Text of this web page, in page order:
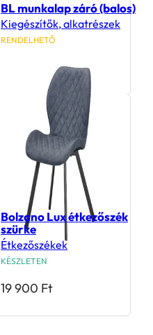
BL munkalap záró (balos)
Kiegészítők, alkatrészek
RENDELHETŐ
Bolzano Lux étkezőszék
szürke
Étkezőszékek
KÉSZLETEN
19 900 Ft